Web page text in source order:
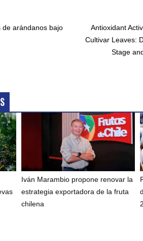
de arándanos bajo
Antioxidant
Cultivar Leaves:
Stage
Iván Marambio propone renovar la
estrategia exportadora de la fruta
chilena